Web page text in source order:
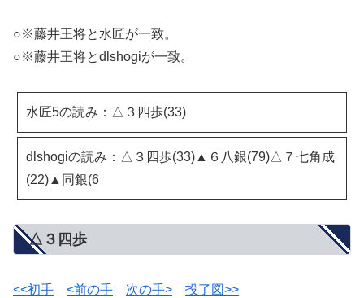
○※藤井王将と水匠が一致。
○※藤井王将とdlshogiが一致。
水匠5の読み：△３四歩(33)
dlshogiの読み：△３四歩(33)▲６八銀(79)△７七角成
(22)▲同銀(6
△３四歩
<<初手 <前の手 次の手> 投了図>>